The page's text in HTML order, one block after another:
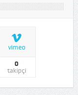
vimeo
0
takipçi